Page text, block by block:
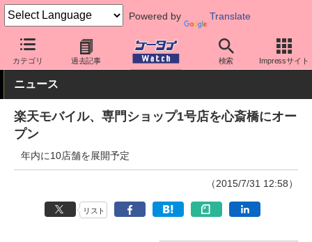
Powered by Translate
カテゴリ 過去記事 検索 Impressサイト
ケータイ Watch 格安スマホ/格安SIM 格安SIM/MVNO アプリ
ニュース
楽天モバイル、専門ショップ1号店を心斎橋にオー
プン
年内に10店舗を展開予定
（2015/7/31 12:58）
リスト